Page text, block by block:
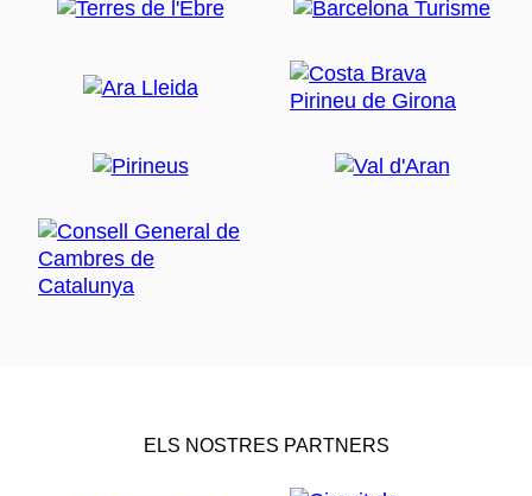
ELS NOSTRES PARTNERS